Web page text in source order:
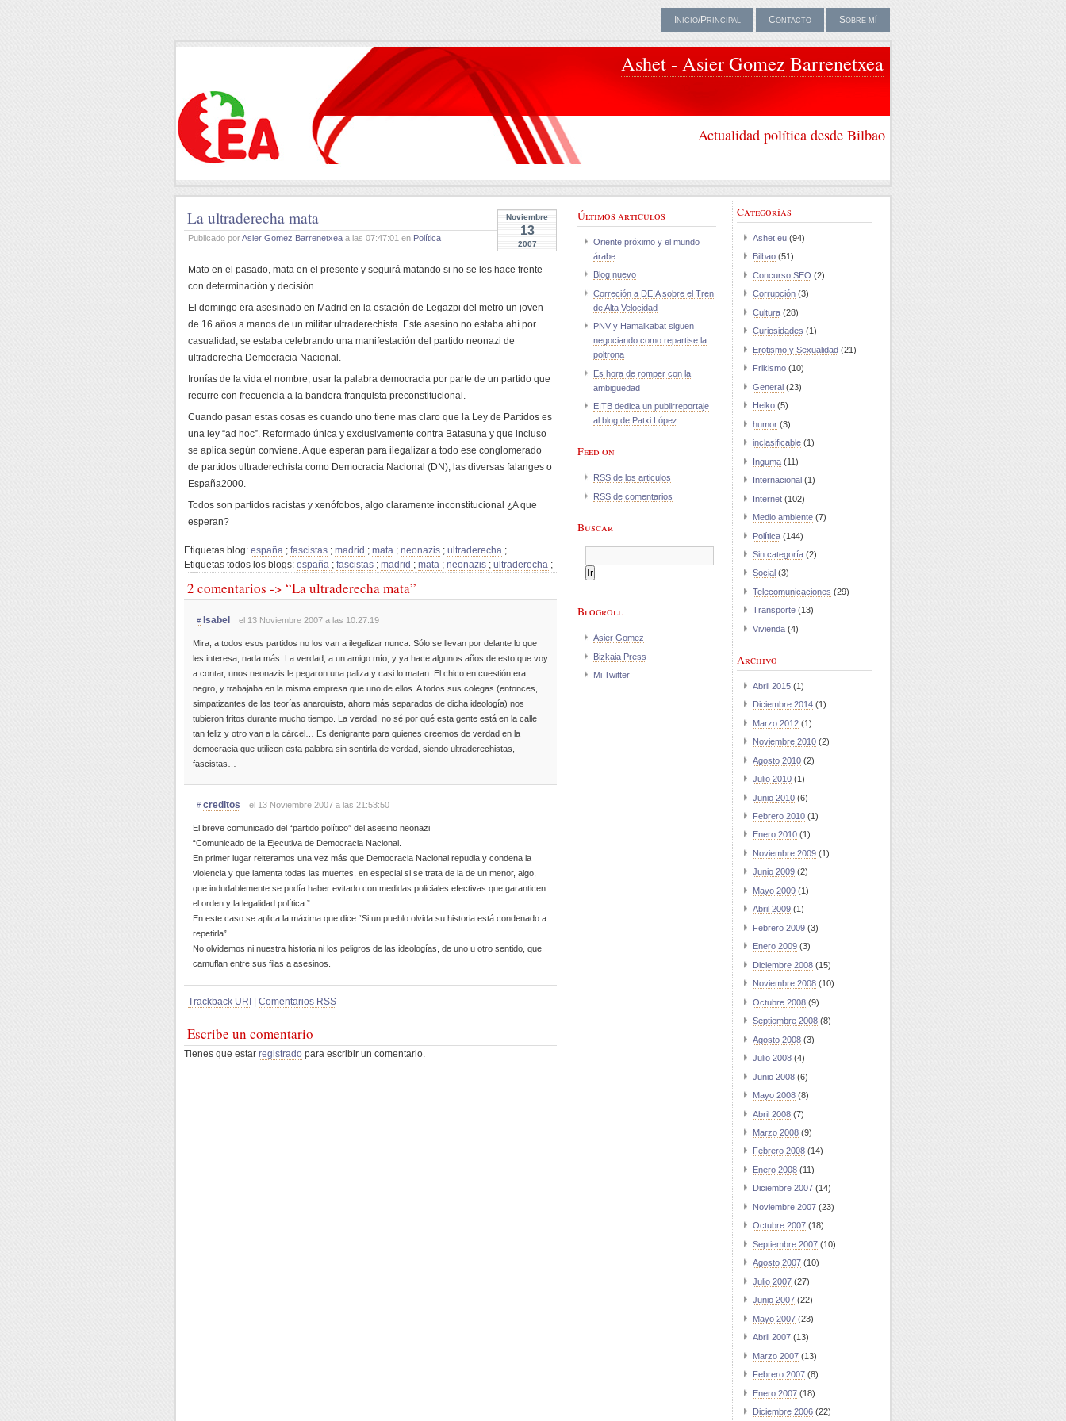
Inicio/Principal Contacto Sobre mí
Ashet - Asier Gomez Barrenetxea
Actualidad política desde Bilbao
Noviembre
13
2007
La ultraderecha mata
Publicado porAsier Gomez Barrenetxea a las 07:47:01 en Política
Mato en el pasado, mata en el presente y seguirá matando si no se les hace frente
con determinación y decisión.
El domingo era asesinado en Madrid en la estación de Legazpi del metro un joven
de 16 años a manos de un militar ultraderechista. Este asesino no estaba ahí por
casualidad, se estaba celebrando una manifestación del partido neonazi de
ultraderecha Democracia Nacional.
Ironías de la vida el nombre, usar la palabra democracia por parte de un partido que
recurre con frecuencia a la bandera franquista preconstitucional.
Cuando pasan estas cosas es cuando uno tiene mas claro que la Ley de Partidos es
una ley “ad hoc”. Reformado única y exclusivamente contra Batasuna y que incluso
se aplica según conviene. A que esperan para ilegalizar a todo ese conglomerado
de partidos ultraderechista como Democracia Nacional (DN), las diversas falanges o
España2000.
Todos son partidos racistas y xenófobos, algo claramente inconstitucional ¿A que
esperan?
Etiquetas blog: españa ; fascistas ; madrid ; mata ; neonazis ; ultraderecha ;
Etiquetas todos los blogs: españa ; fascistas ; madrid ; mata ; neonazis ; ultraderecha ;
2 comentarios -> “La ultraderecha mata”
# Isabel el 13 Noviembre 2007 a las 10:27:19
Mira, a todos esos partidos no los van a ilegalizar nunca. Sólo se llevan por delante lo que
les interesa, nada más. La verdad, a un amigo mío, y ya hace algunos años de esto que voy
a contar, unos neonazis le pegaron una paliza y casi lo matan. El chico en cuestión era
negro, y trabajaba en la misma empresa que uno de ellos. A todos sus colegas (entonces,
simpatizantes de las teorías anarquista, ahora más separados de dicha ideología) nos
tubieron fritos durante mucho tiempo. La verdad, no sé por qué esta gente está en la calle
tan feliz y otro van a la cárcel… Es denigrante para quienes creemos de verdad en la
democracia que utilicen esta palabra sin sentirla de verdad, siendo ultraderechistas,
fascistas…
# creditos el 13 Noviembre 2007 a las 21:53:50
El breve comunicado del “partido político” del asesino neonazi
“Comunicado de la Ejecutiva de Democracia Nacional.
En primer lugar reiteramos una vez más que Democracia Nacional repudia y condena la
violencia y que lamenta todas las muertes, en especial si se trata de la de un menor, algo,
que indudablemente se podía haber evitado con medidas policiales efectivas que garanticen
el orden y la legalidad política.”
En este caso se aplica la máxima que dice “Si un pueblo olvida su historia está condenado a
repetirla”.
No olvidemos ni nuestra historia ni los peligros de las ideologías, de uno u otro sentido, que
camuflan entre sus filas a asesinos.
Trackback URI | Comentarios RSS
Escribe un comentario
Tienes que estar registrado para escribir un comentario.
Últimos articulos
Oriente próximo y el mundo
árabe
Blog nuevo
Correción a DEIA sobre el Tren
de Alta Velocidad
PNV y Hamaikabat siguen
negociando como repartise la
poltrona
Es hora de romper con la
ambigüedad
EITB dedica un publirreportaje
al blog de Patxi López
Feed on
RSS de los articulos
RSS de comentarios
Buscar
Blogroll
Asier Gomez
Bizkaia Press
Mi Twitter
Categorías
Ashet.eu (94)
Bilbao (51)
Concurso SEO (2)
Corrupción (3)
Cultura (28)
Curiosidades (1)
Erotismo y Sexualidad (21)
Frikismo (10)
General (23)
Heiko (5)
humor (3)
inclasificable (1)
Inguma (11)
Internacional (1)
Internet (102)
Medio ambiente (7)
Política (144)
Sin categoría (2)
Social (3)
Telecomunicaciones (29)
Transporte (13)
Vivienda (4)
Archivo
Abril 2015 (1)
Diciembre 2014 (1)
Marzo 2012 (1)
Noviembre 2010 (2)
Agosto 2010 (2)
Julio 2010 (1)
Junio 2010 (6)
Febrero 2010 (1)
Enero 2010 (1)
Noviembre 2009 (1)
Junio 2009 (2)
Mayo 2009 (1)
Abril 2009 (1)
Febrero 2009 (3)
Enero 2009 (3)
Diciembre 2008 (15)
Noviembre 2008 (10)
Octubre 2008 (9)
Septiembre 2008 (8)
Agosto 2008 (3)
Julio 2008 (4)
Junio 2008 (6)
Mayo 2008 (8)
Abril 2008 (7)
Marzo 2008 (9)
Febrero 2008 (14)
Enero 2008 (11)
Diciembre 2007 (14)
Noviembre 2007 (23)
Octubre 2007 (18)
Septiembre 2007 (10)
Agosto 2007 (10)
Julio 2007 (27)
Junio 2007 (22)
Mayo 2007 (23)
Abril 2007 (13)
Marzo 2007 (13)
Febrero 2007 (8)
Enero 2007 (18)
Diciembre 2006 (22)